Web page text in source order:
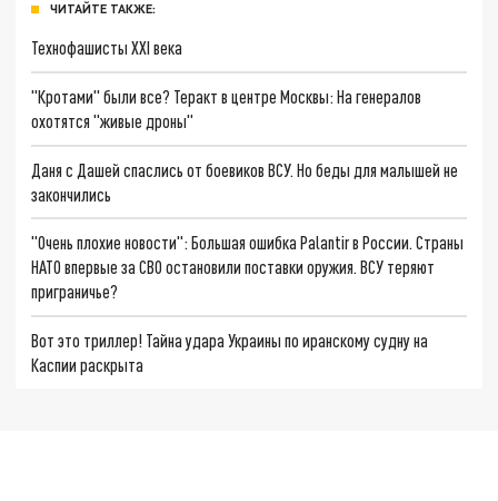
ЧИТАЙТЕ ТАКЖЕ:
Технофашисты XXI века
"Кротами" были все? Теракт в центре Москвы: На генералов
охотятся "живые дроны"
Даня с Дашей спаслись от боевиков ВСУ. Но беды для малышей не
закончились
"Очень плохие новости": Большая ошибка Palantir в России. Страны
НАТО впервые за СВО остановили поставки оружия. ВСУ теряют
приграничье?
Вот это триллер! Тайна удара Украины по иранскому судну на
Каспии раскрыта